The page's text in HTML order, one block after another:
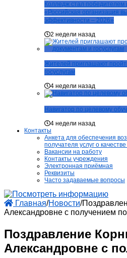
Колледж стал победителем
«Российская организация
эффективности – 2026»
2 недели назад
Жителей приглашают
госуслугам
4 недели назад
Навигатор по целевому
4 недели назад
Контакты
Анкета для обеспечения
получателя услуг о
Вакансии на работу
Контакты учреждения
Электронная приёмная
Реквизиты
Часто задаваемые вопросы
Главная/Новости/
Александровне с получением
Поздравление
Александровне с